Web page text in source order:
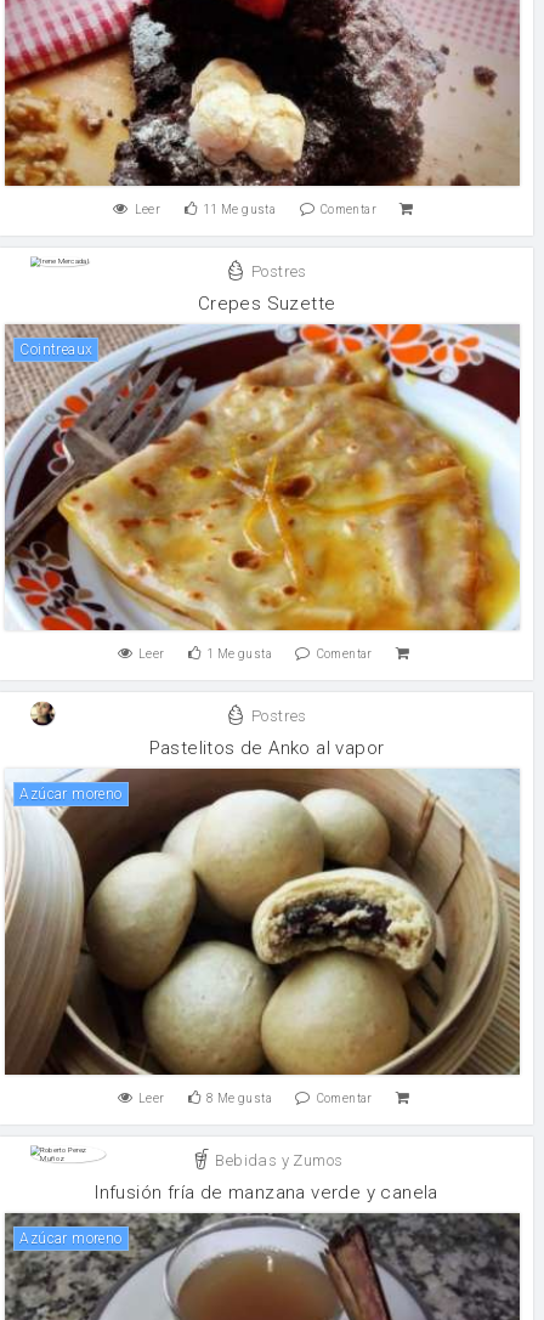
Leer 11 Me gusta Comentar
Postres
Crepes Suzette
cointreaux
Leer 1 Me gusta Comentar
Postres
Pastelitos de Anko al vapor
Azúcar moreno
Leer 8 Me gusta Comentar
Bebidas y Zumos
Infusión fría de manzana verde y canela
Azúcar moreno